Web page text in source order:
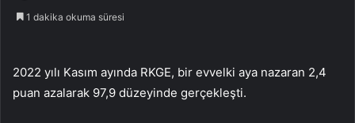
1 dakika okuma süresi
2022 yılı Kasım ayında RKGE, bir evvelki aya nazaran 2,4
puan azalarak 97,9 düzeyinde gerçekleşti.